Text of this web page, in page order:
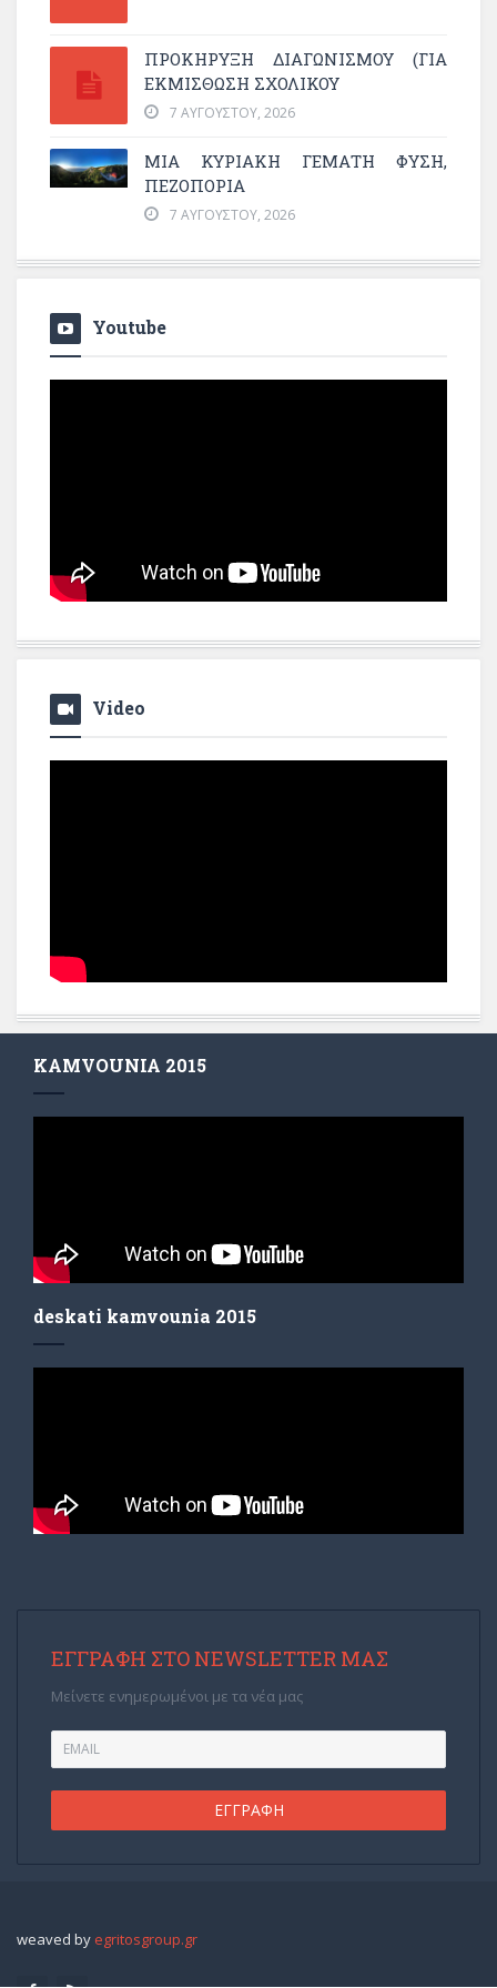
ΠΡΟΚΗΡΥΞΗ ΔΙΑΓΩΝΙΣΜΟΥ (ΓΙΑ
ΕΚΜΊΣΘΩΣΗ ΣΧΟΛΙΚΟΎ
7 ΑΥΓΟΎΣΤΟΥ, 2026
ΜΙΑ ΚΥΡΙΑΚΉ ΓΕΜΆΤΗ ΦΎΣΗ,
ΠΕΖΟΠΟΡΊΑ
7 ΑΥΓΟΎΣΤΟΥ, 2026
Youtube
Video
KAMVOUNIA 2015
deskati kamvounia 2015
ΕΓΓΡΑΦΉ ΣΤΟ NEWSLETTER ΜΑΣ
Μείνετε ενημερωμένοι με τα νέα μας
weaved by egritosgroup.gr